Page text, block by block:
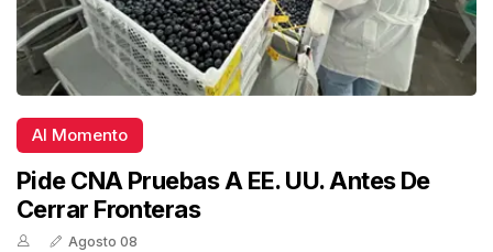
Al Momento
Pide CNA Pruebas A EE. UU. Antes De
Cerrar Fronteras
Agosto 08